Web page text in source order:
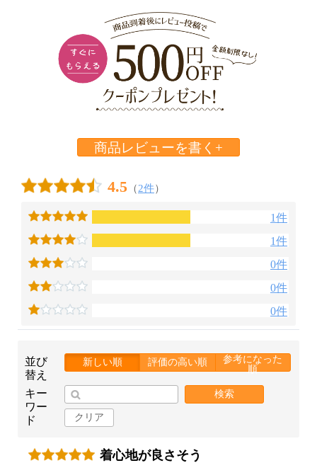
商品レビューを書く+
4.5 （2件）
1件
1件
0件
0件
0件
並び
替え
新しい順 評価の高い順
参考になった
順
キー
ワー
ド
検索
クリア
着心地が良さそう